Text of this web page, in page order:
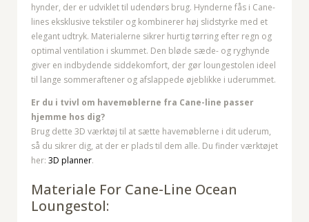
hynder, der er udviklet til udendørs brug. Hynderne fås i Cane-
lines eksklusive tekstiler og kombinerer høj slidstyrke med et
elegant udtryk. Materialerne sikrer hurtig tørring efter regn og
optimal ventilation i skummet. Den bløde sæde- og ryghynde
giver en indbydende siddekomfort, der gør loungestolen ideel
til lange sommeraftener og afslappede øjeblikke i uderummet.
Er du i tvivl om havemøblerne fra Cane-line passer
hjemme hos dig?
Brug dette 3D værktøj til at sætte havemøblerne i dit uderum,
så du sikrer dig, at der er plads til dem alle. Du finder værktøjet
her: 3D planner.
Materiale For Cane-Line Ocean
Loungestol: